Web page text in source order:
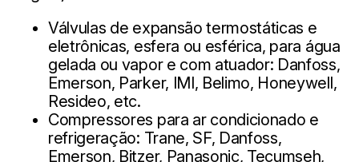
Válvulas de expansão termostáticas e
eletrônicas, esfera ou esférica, para água
gelada ou vapor e com atuador: Danfoss,
Emerson, Parker, IMI, Belimo, Honeywell,
Resideo, etc.
Compressores para ar condicionado e
refrigeração: Trane, SF, Danfoss,
Emerson, Bitzer, Panasonic, Tecumseh,